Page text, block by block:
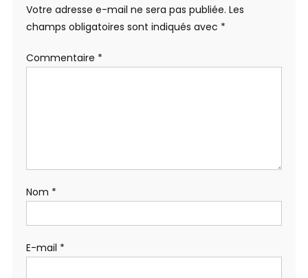
Votre adresse e-mail ne sera pas publiée. Les
champs obligatoires sont indiqués avec *
Commentaire *
Nom *
E-mail *